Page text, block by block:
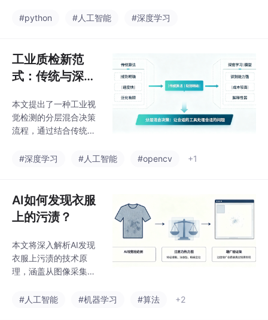
务复杂度、数据量、部
的权衡，语言模型则根
据任务需求选
衣服，能识别大部分常
突然开始生产一种全新
的、带有特殊反光涂层
的冲锋衣时，老师傅也
调，就是针对这位“老师
傅”进行的一次专项特
训。我们不再需要他从
巨量的新数据和时
新款冲锋衣的合格与缺
陷图片，对他已有的知
#python #人工智能 #深度学习
工业质检新范
式：传统与深度
程设计
本文提出了一种工业视
觉检测的分层混合决策
流程，通过结合传统算
势，解决了传统"二选
层使用传统方法快速处
理80%的规则明确任务
（如尺寸测量、色差检
样本；第二层针对20%
的复杂样本采用深度学
习模型（如CNN、分割
识别。实验表明，相比
#深度学习 #人工智能 #opencv +1
AI如何发现衣服
上的污渍？
本文将深入解析AI发现
衣服上污渍的技术原
理，涵盖从图像采集到
探讨其在服装行业的实
#人工智能 #机器学习 #算法 +2